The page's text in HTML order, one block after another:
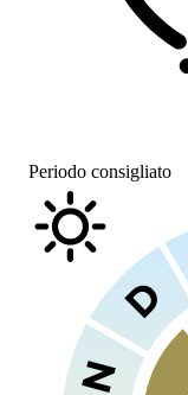
Periodo consigliato